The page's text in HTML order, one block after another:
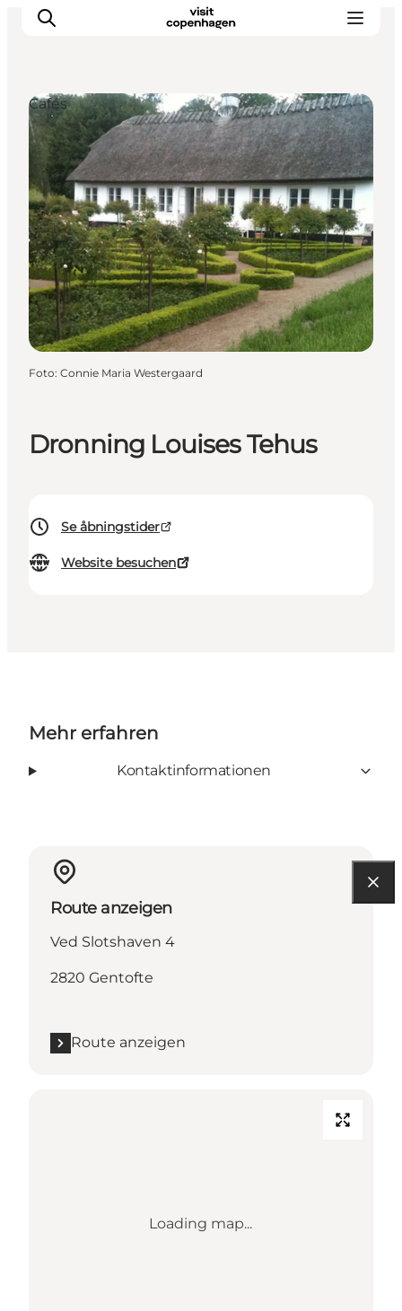
Aktivitäten
Essen und Trinken
Planen
Dronning Louises Tehus
Se åbningstider
Website besuchen
Cafés
Foto: Connie Maria Westergaard
Mehr erfahren
Kontaktinformationen
Route anzeigen
Ved Slotshaven 4
2820 Gentofte
Route anzeigen
Loading map...